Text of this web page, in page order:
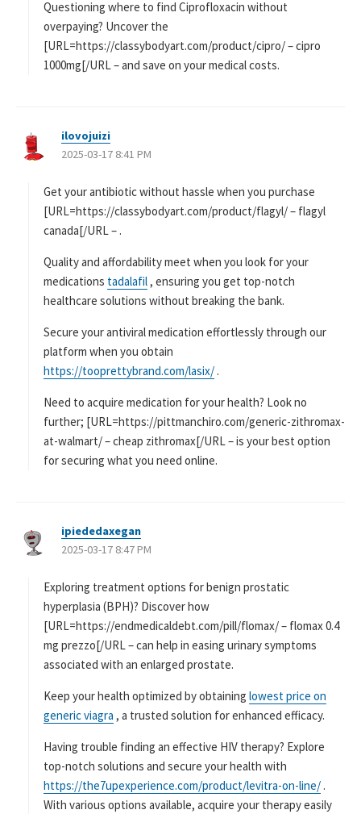
Questioning where to find Ciprofloxacin without
overpaying? Uncover the
[URL=https://classybodyart.com/product/cipro/ – cipro
1000mg[/URL – and save on your medical costs.
ilovojuizi
り
2025-03-17 8:41 PM
Get your antibiotic without hassle when you purchase
[URL=https://classybodyart.com/product/flagyl/ – flagyl
canada[/URL – .
Quality and affordability meet when you look for your
medications tadalafil, ensuring you get top-notch
healthcare solutions without breaking the bank.
Secure your antiviral medication effortlessly through our
platform when you obtain
https://tooprettybrand.com/lasix/ .
Need to acquire medication for your health? Look no
further; [URL=https://pittmanchiro.com/generic-zithromax-
at-walmart/ – cheap zithromax[/URL – is your best option
for securing what you need online.
ipiededaxegan
り
2025-03-17 8:47 PM
Exploring treatment options for benign prostatic
hyperplasia (BPH)? Discover how
[URL=https://endmedicaldebt.com/pill/flomax/ – flomax 0.4
mg prezzo[/URL – can help in easing urinary symptoms
associated with an enlarged prostate.
Keep your health optimized by obtaining lowest price on
generic viagra , a trusted solution for enhanced efficacy.
Having trouble finding an effective HIV therapy? Explore
top-notch solutions and secure your health with
https://the7upexperience.com/product/levitra-on-line/ .
With various options available, acquire your therapy easily